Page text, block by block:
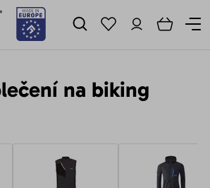
na biking